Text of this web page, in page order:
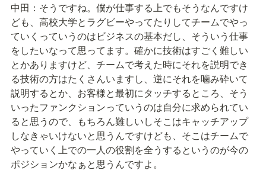
中田：そうですね。僕が仕事する上でもそうなんですけ
ども、高校大学とラグビーやってたりしてチームでやっ
ていくっていうのはビジネスの基本だし、そういう仕事
をしたいなって思ってます。確かに技術はすごく難しい
とかありますけど、チームで考えた時にそれを説明でき
る技術の方はたくさんいますし、逆にそれを噛み砕いて
説明するとか、お客様と最初にタッチするところ、そう
いったファンクションっていうのは自分に求められてい
ると思うので、もちろん難しいしそこはキャッチアップ
しなきゃいけないと思うんですけども、そこはチームで
やっていく上での一人の役割を全うするというのが今の
ポジションかなぁと思うんですよ。